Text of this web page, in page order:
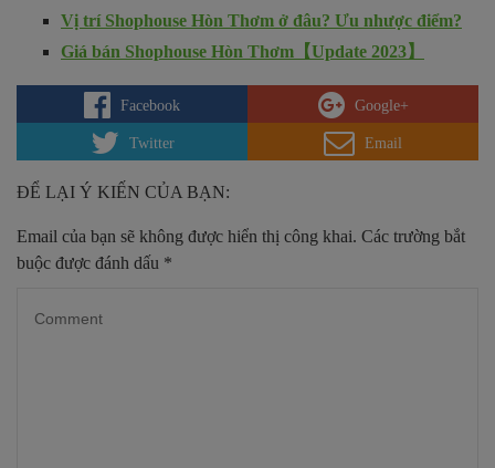
Vị trí Shophouse Hòn Thơm ở đâu? Ưu nhược điểm?
Giá bán Shophouse Hòn Thơm【Update 2023】
Facebook Google+
Twitter Email
ĐỂ LẠI Ý KIẾN CỦA BẠN:
Email của bạn sẽ không được hiển thị công khai. Các trường bắt
buộc được đánh dấu *